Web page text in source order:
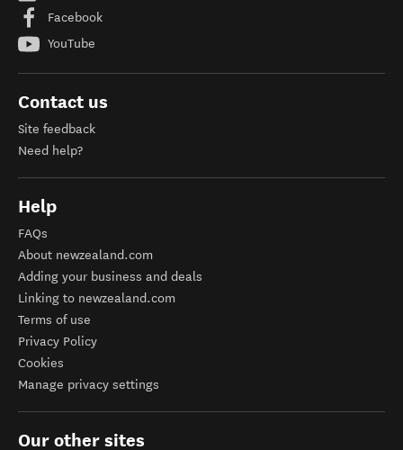
Facebook
YouTube
Contact us
Site feedback
Need help?
Help
FAQs
About newzealand.com
Adding your business and deals
Linking to newzealand.com
Terms of use
Privacy Policy
Cookies
Manage privacy settings
Our other sites